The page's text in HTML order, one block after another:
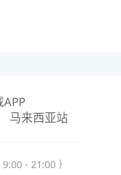
APP
马来西亚站
9:00 - 21:00 ）